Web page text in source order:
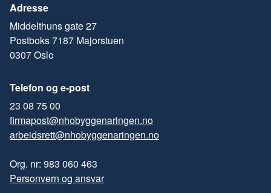
Adresse
Middelthuns gate 27
Postboks 7187 Majorstuen
0307 Oslo
Telefon og e-post
23 08 75 00
firmapost@nhobyggenaringen.no
arbeidsrett@nhobyggenaringen.no
Org. nr: 983 060 463
Personvern og ansvar